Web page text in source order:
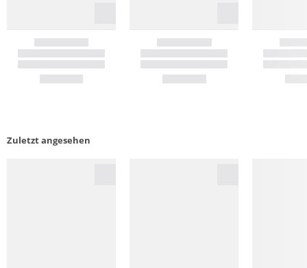
Zuletzt angesehen